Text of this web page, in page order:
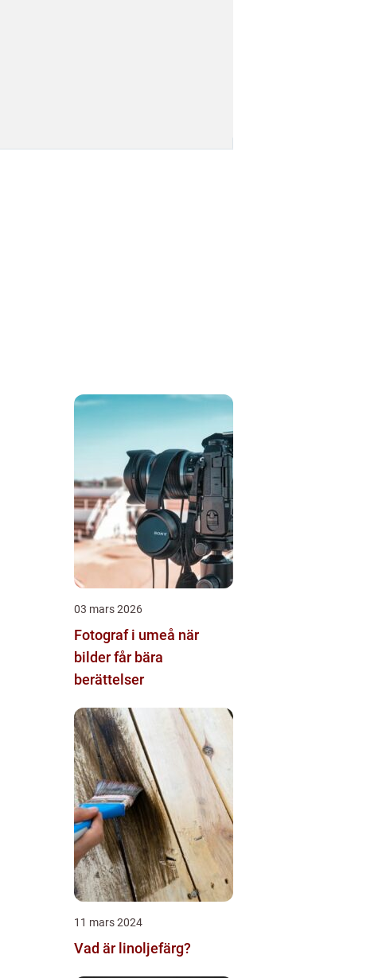
03 mars 2026
Fotograf i umeå när
bilder får bära
berättelser
11 mars 2024
Vad är linoljefärg?